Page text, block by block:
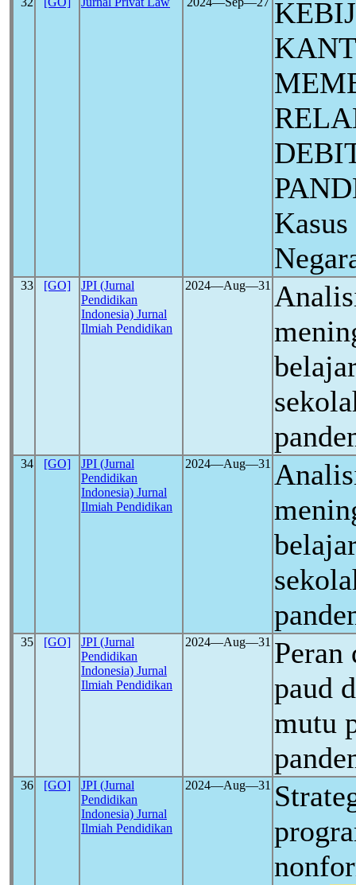
33 [GO]
JPI (Jurnal
Pendidikan
Indonesia) Jurnal
Ilmiah Pendidikan
2024―Aug―31
34 [GO]
JPI (Jurnal
Pendidikan
Indonesia) Jurnal
Ilmiah Pendidikan
2024―Aug―31
35 [GO]
JPI (Jurnal
Pendidikan
Indonesia) Jurnal
Ilmiah Pendidikan
2024―Aug―31 Peran
paud
mutu
36 [GO]
JPI (Jurnal
Pendidikan
Indonesia) Jurnal
Ilmiah Pendidikan
2024―Aug―31